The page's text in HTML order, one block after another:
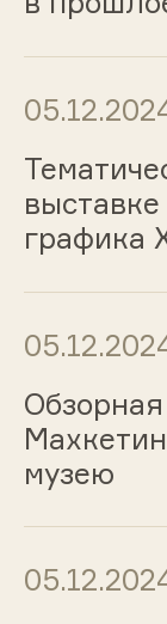
графика
музею